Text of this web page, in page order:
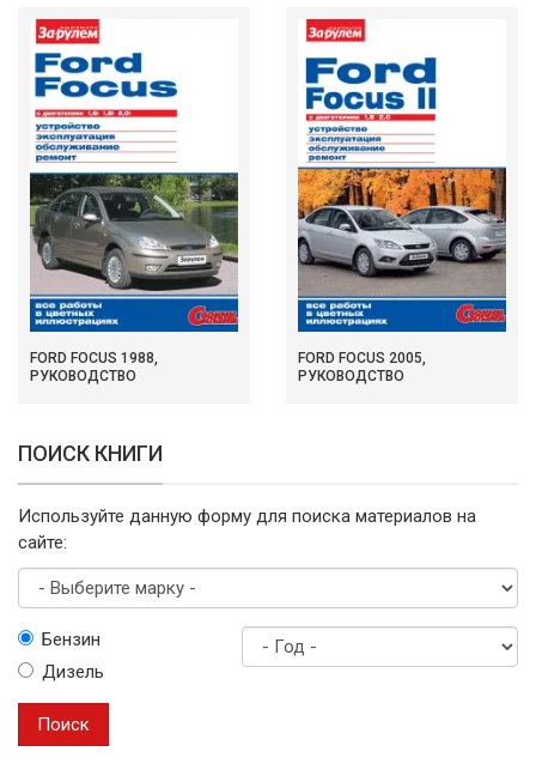
FORD FOCUS 1988,
РУКОВОДСТВО
FORD FOCUS 2005,
РУКОВОДСТВО
ПОИСК КНИГИ
Используйте данную форму для поиска материалов на
сайте:
маркуБензин
Дизель
Поиск